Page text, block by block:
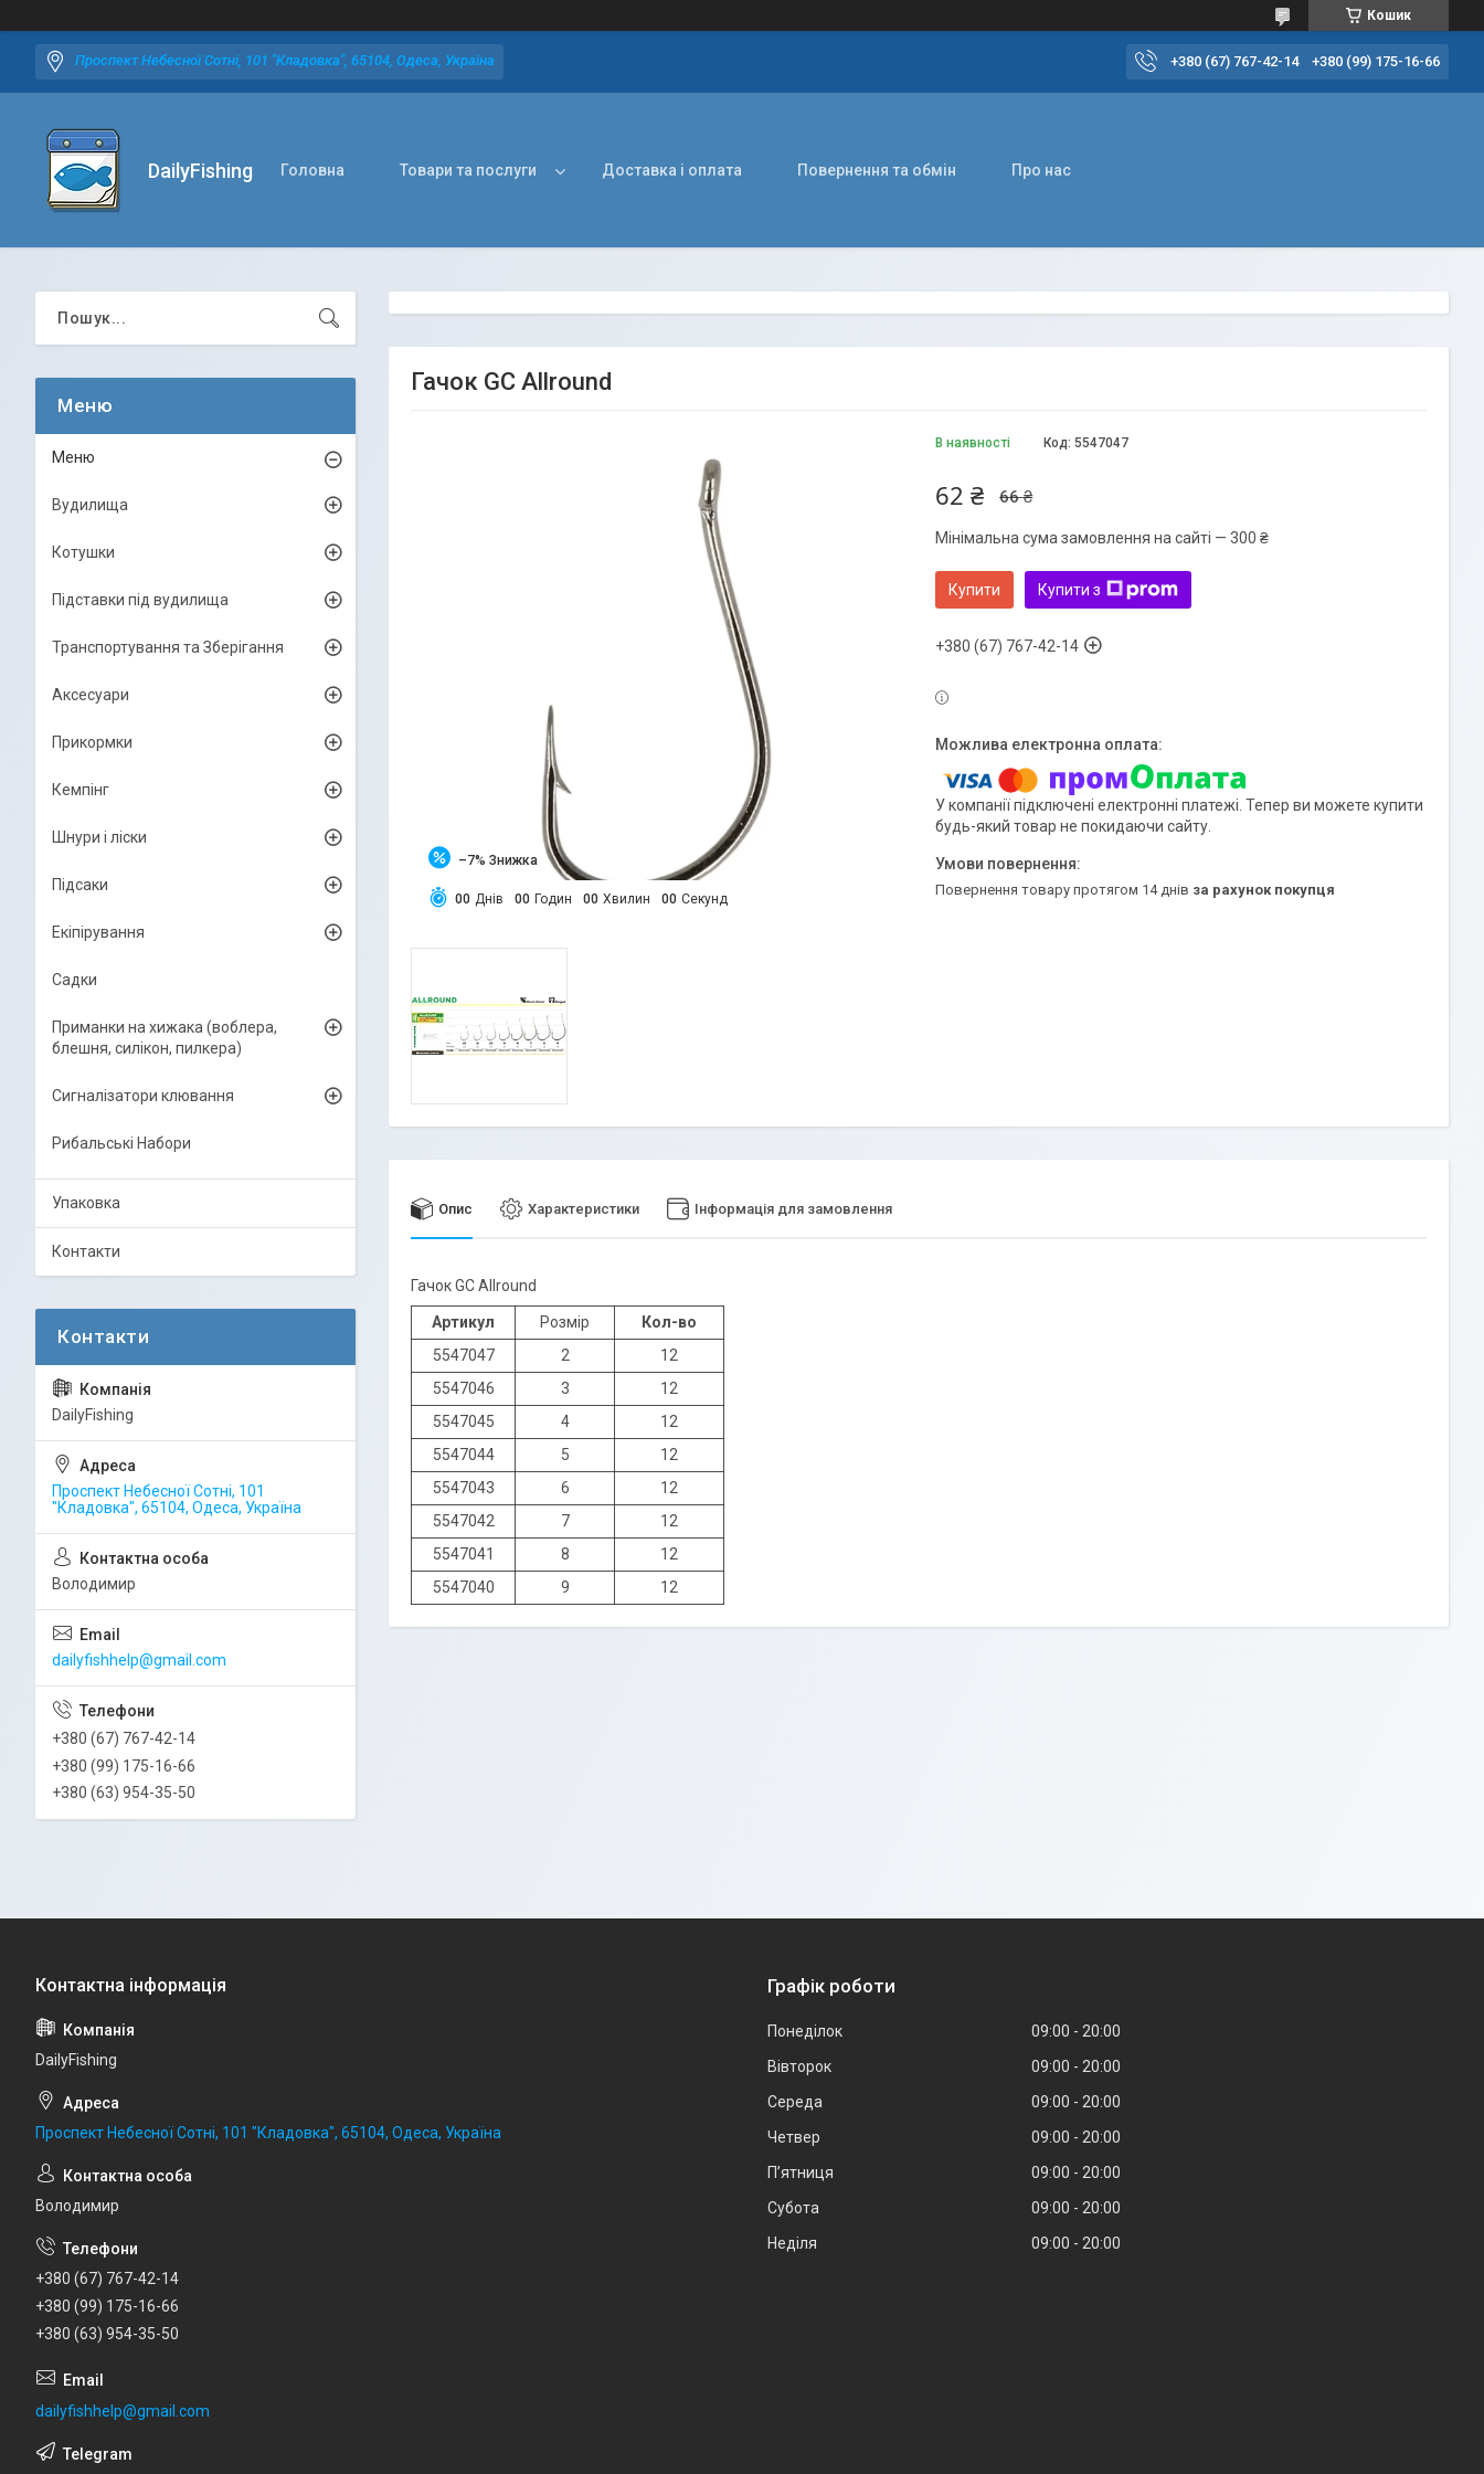
Кошик
Проспект Небесної Сотні, 101 "Кладовка", 65104, Одеса, Україна +380 (67) 767-42-14 +380 (99) 175-16-66
DailyFishing Головна Товари та послуги Доставка і оплата Повернення та обмін Про нас
Гачок GC Allround
–7%
00 Днів 00 Годин 00 Хвилин 00 Секунд
В наявності Код: 5547047
66 ₴
62 ₴
Мінімальна сума замовлення на сайті — 300 ₴
Купити Купити з
+380 (67) 767-42-14
У компанії підключені електронні платежі. Тепер ви можете купити
будь-який товар не покидаючи сайту.
повернення товару протягом 14 днів за рахунок покупця
Опис Характеристики Інформація для замовлення
Гачок GC Allround
Артикул Розмір
Кол-во
5547047
2
12
5547046
3
12
5547045
4
12
5547044
5
12
5547043
6
12
5547042
7
12
5547041
8
12
5547040
9 12
Меню
Вудилища
Котушки
Підставки під вудилища
Транспортування та Зберігання
Аксесуари
Прикормки
Кемпінг
Шнури і ліски
Підсаки
Екіпірування
Садки
Приманки на хижака (воблера,
блешня, силікон, пилкера)
Сигналізатори клювання
Рибальські Набори
Упаковка
Контакти
DailyFishing
Проспект Небесної Сотні, 101
"Кладовка", 65104, Одеса, Україна
Володимир
dailyfishhelp@gmail.com
+380 (67) 767-42-14
+380 (99) 175-16-66
+380 (63) 954-35-50
DailyFishing
Проспект Небесної Сотні, 101 "Кладовка", 65104, Одеса, Україна
Володимир
+380 (67) 767-42-14
+380 (99) 175-16-66
+380 (63) 954-35-50
dailyfishhelp@gmail.com
Графік роботи
Понеділок 09:00
20:00
Вівторок
09:00
20:00
Середа
09:00
20:00
Четвер
09:00
20:00
Пʼятниця
09:00
20:00
Субота
09:00
20:00
Неділя
09:00 20:00